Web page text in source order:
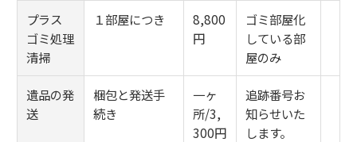
プラス
ゴミ処理
清掃
１部屋につき
8,800
円
ゴミ部屋化
している部
屋のみ
遺品の発
送
梱包と発送手
続き
一ヶ
所/3,
300円
追跡番号お
知らせいた
します。